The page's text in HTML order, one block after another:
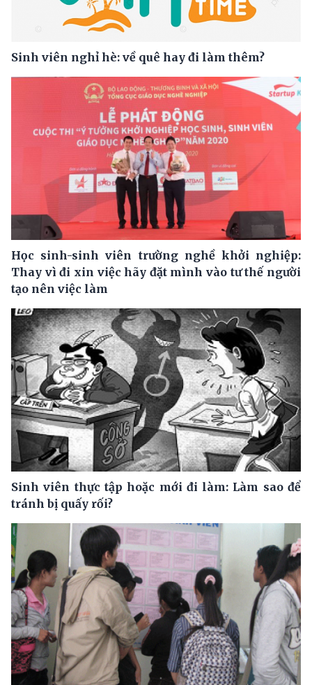
Sinh viên nghỉ hè: về quê hay đi làm thêm?
Học sinh-sinh viên trường nghề khởi nghiệp:
Thay vì đi xin việc hãy đặt mình vào tư thế người
tạo nên việc làm
Sinh viên thực tập hoặc mới đi làm: Làm sao để
tránh bị quấy rối?